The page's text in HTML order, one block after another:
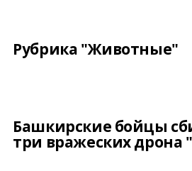
Рубрика "Животные"
Башкирские бойцы
три вражеских дрона